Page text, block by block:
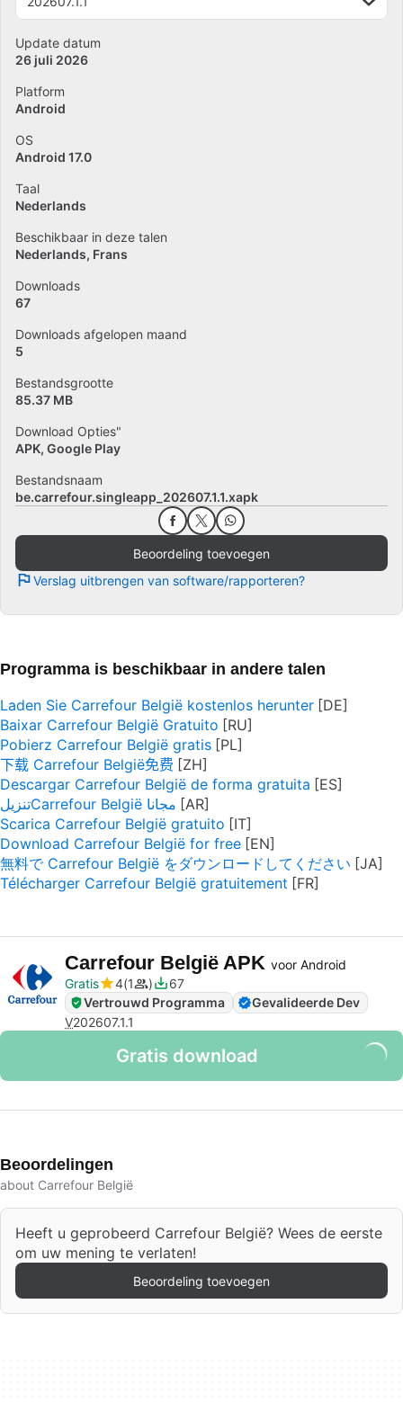
Update datum
26 juli 2026
Platform
Android
OS
Android 17.0
Taal
Nederlands
Beschikbaar in deze talen
Nederlands Frans
Downloads
67
Downloads afgelopen maand
5
Bestandsgrootte
85.37 MB
Download Opties"
APK, Google Play
Bestandsnaam
be.carrefour.singleapp_202607.1.1.xapk
Beoordeling toevoegen
Verslag uitbrengen van software/rapporteren?
Programma is beschikbaar in andere talen
Laden Sie Carrefour België kostenlos herunter
Baixar Carrefour België Gratuito
Pobierz Carrefour België gratis
下载 Carrefour België免费
Descargar Carrefour België de forma gratuita
تنزيلCarrefour België مجانا
Scarica Carrefour België gratuito
Download Carrefour België for free
無料で Carrefour België をダウンロードしてください
Télécharger Carrefour België gratuitement
Carrefour België APK voor Android
Gratis
4 1
67
Vertrouwd Programma
Gevalideerde Dev
V202607.1.1
Gratis download
Beoordelingen
about Carrefour België
Heeft u geprobeerd Carrefour België? Wees de eerste
om uw mening te verlaten!
Beoordeling toevoegen